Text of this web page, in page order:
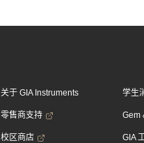
关于 GIA Instruments
零售商支持
校区商店
学生
Gem
GIA